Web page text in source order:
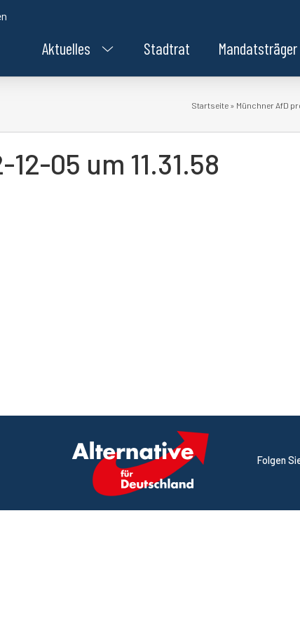
Aktuelles Stadtrat Mandatsträger
Startseite » Münchner AfD
05 um 11.31.58
Folgen